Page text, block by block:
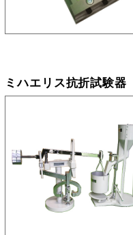
ミハエリス抗折試験器